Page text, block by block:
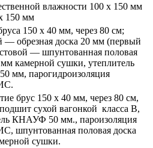
влажности 100 х 150 мм
150 мм
150 х 40 мм, через 80 см;
— обрезная доска 20 мм (первый
— шпунтованная половая
мм камерной сушки, утеплитель
мм, парогидроизоляция
брус 150 х 40 мм, через 80 см,
сухой вагонкой класса В,
КНАУФ 50 мм., пароизоляция
шпунтованная половая доска
сушки.